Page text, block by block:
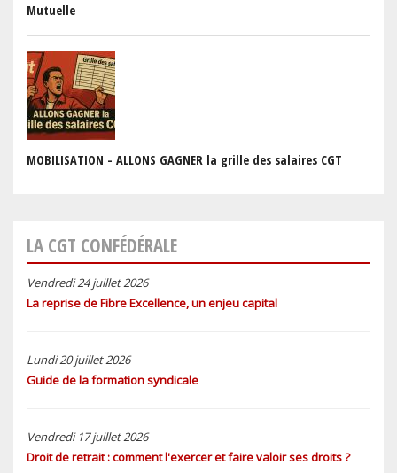
Mutuelle
MOBILISATION - ALLONS GAGNER la grille des salaires CGT
LA CGT CONFÉDÉRALE
Vendredi 24 juillet 2026
La reprise de Fibre Excellence, un enjeu capital
Lundi 20 juillet 2026
Guide de la formation syndicale
Vendredi 17 juillet 2026
Droit de retrait : comment l'exercer et faire valoir ses droits ?